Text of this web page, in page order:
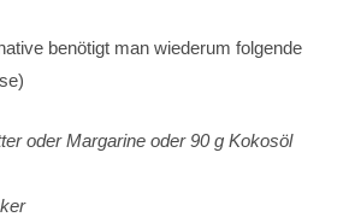
benötigt man wiederum folgende
oder Margarine oder 90 g Kokosöl